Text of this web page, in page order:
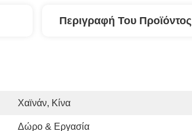
Περιγραφή Του Προϊόντος
Χαϊνάν, Κίνα
Δώρο & Εργασία